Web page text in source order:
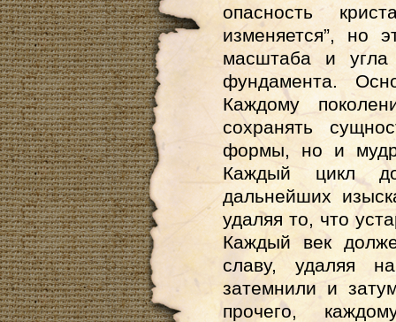
опасность
изменяется”, но
масштаба и
фундамента.
Каждому
сохранять
формы, но и
Каждый цикл
дальнейших
удаляя то, что
Каждый век
славу, удаляя
затемнили и
прочего,